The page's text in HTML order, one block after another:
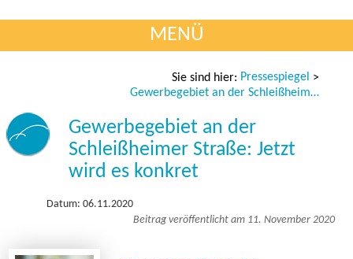
MENÜ
Sie sind hier: Pressespiegel >
Gewerbegebiet an der Schleißheimer Straße: Jetzt wird es konkret
Gewerbegebiet an der
Schleißheimer Straße: Jetzt
wird es konkret
Datum: 06.11.2020
Beitrag veröffentlicht am 11. November 2020